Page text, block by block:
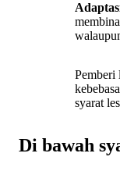
Pemberi
syarat
Di bawah